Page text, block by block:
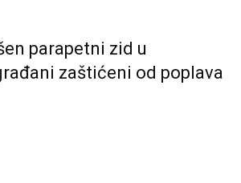
parapetni zid u
zaštićeni od poplava